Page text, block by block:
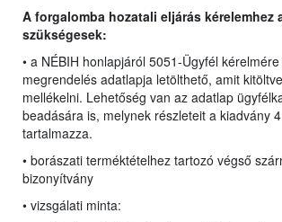
A forgalomba hozatali eljárás kérelemhez
szükségesek:
• a NÉBIH honlapjáról 5051-Ügyfél
megrendelés adatlapja letölthető, amit
mellékelni. Lehetőség van az adatlap
beadására is, melynek részleteit a kiadvány
tartalmazza.
• borászati terméktételhez tartozó végső
bizonyítvány
• vizsgálati minta: